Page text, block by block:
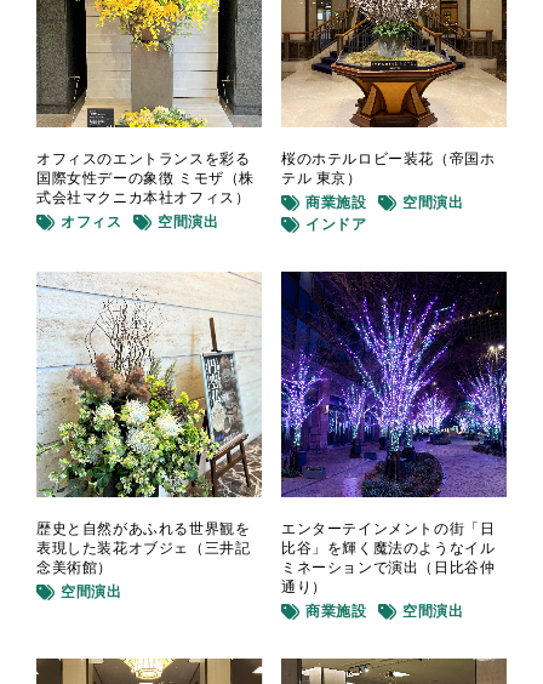
オフィスのエントランスを彩る
国際女性デーの象徴 ミモザ（株
式会社マクニカ本社オフィス）
オフィス
空間演出
桜のホテルロビー装花（帝国ホ
テル 東京）
商業施設
空間演出
インドア
歴史と自然があふれる世界観を
表現した装花オブジェ（三井記
念美術館）
空間演出
エンターテインメントの街「⽇
⽐⾕」を輝く魔法のようなイル
ミネーションで演出（日比谷仲
通り）
商業施設
空間演出